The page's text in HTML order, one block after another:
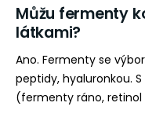
Můžu fermenty
látkami?
Ano. Fermenty se
peptidy, hyaluronkou.
(fermenty ráno, retinol